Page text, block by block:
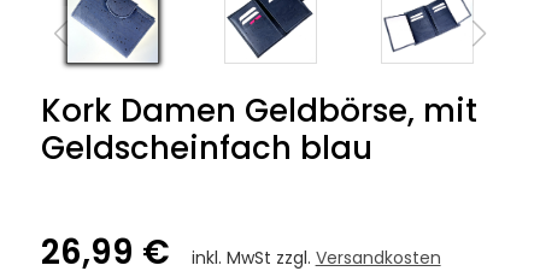
Kork Damen Geldbörse, mit
Geldscheinfach blau
26,99 € inkl. MwSt zzgl. Versandkosten